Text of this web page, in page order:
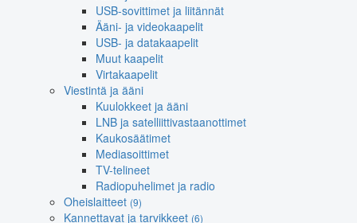
USB-sovittimet ja liitännät
Ääni- ja videokaapelit
USB- ja datakaapelit
Muut kaapelit
Virtakaapelit
Viestintä ja ääni
Kuulokkeet ja ääni
LNB ja satelliittivastaanottimet
Kaukosäätimet
Mediasoittimet
TV-telineet
Radiopuhelimet ja radio
Oheislaitteet (9)
Kannettavat ja tarvikkeet (6)